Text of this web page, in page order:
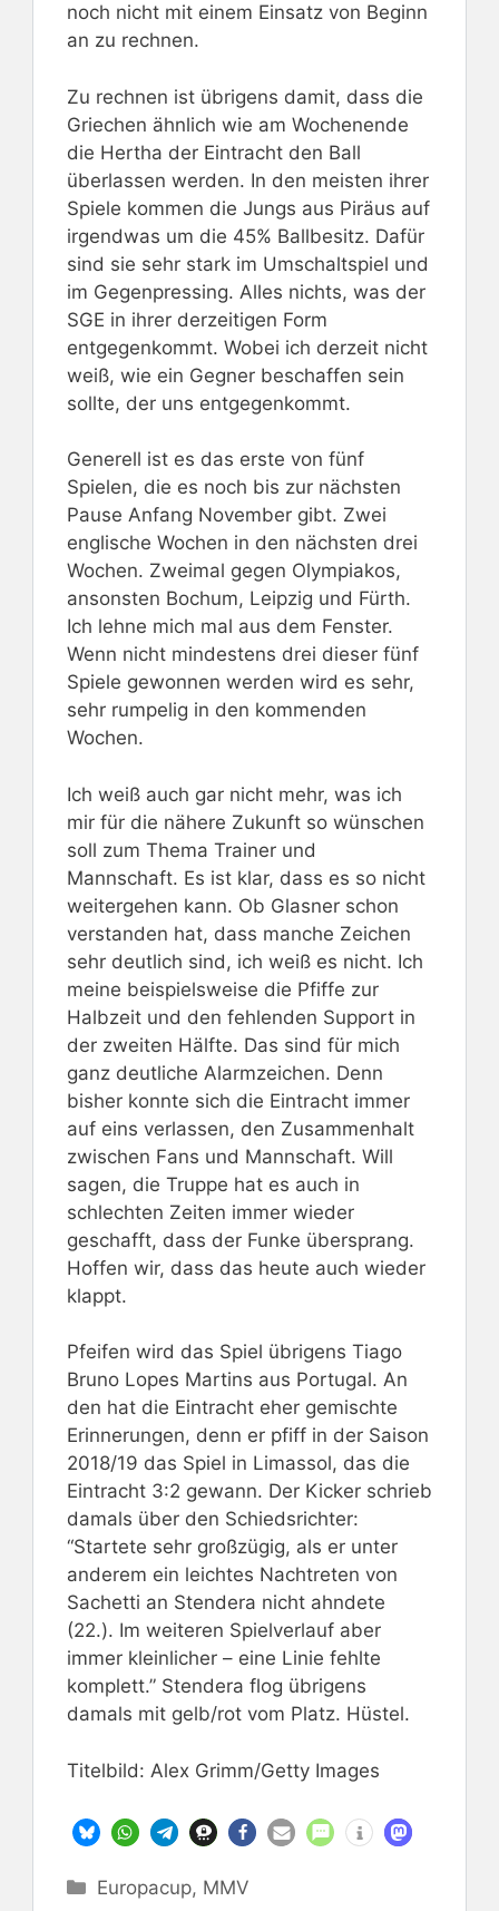
noch nicht mit einem Einsatz von Beginn
an zu rechnen.
Zu rechnen ist übrigens damit, dass die
Griechen ähnlich wie am Wochenende
die Hertha der Eintracht den Ball
überlassen werden. In den meisten ihrer
Spiele kommen die Jungs aus Piräus auf
irgendwas um die 45% Ballbesitz. Dafür
sind sie sehr stark im Umschaltspiel und
im Gegenpressing. Alles nichts, was der
SGE in ihrer derzeitigen Form
entgegenkommt. Wobei ich derzeit nicht
weiß, wie ein Gegner beschaffen sein
sollte, der uns entgegenkommt.
Generell ist es das erste von fünf
Spielen, die es noch bis zur nächsten
Pause Anfang November gibt. Zwei
englische Wochen in den nächsten drei
Wochen. Zweimal gegen Olympiakos,
ansonsten Bochum, Leipzig und Fürth.
Ich lehne mich mal aus dem Fenster.
Wenn nicht mindestens drei dieser fünf
Spiele gewonnen werden wird es sehr,
sehr rumpelig in den kommenden
Wochen.
Ich weiß auch gar nicht mehr, was ich
mir für die nähere Zukunft so wünschen
soll zum Thema Trainer und
Mannschaft. Es ist klar, dass es so nicht
weitergehen kann. Ob Glasner schon
verstanden hat, dass manche Zeichen
sehr deutlich sind, ich weiß es nicht. Ich
meine beispielsweise die Pfiffe zur
Halbzeit und den fehlenden Support in
der zweiten Hälfte. Das sind für mich
ganz deutliche Alarmzeichen. Denn
bisher konnte sich die Eintracht immer
auf eins verlassen, den Zusammenhalt
zwischen Fans und Mannschaft. Will
sagen, die Truppe hat es auch in
schlechten Zeiten immer wieder
geschafft, dass der Funke übersprang.
Hoffen wir, dass das heute auch wieder
klappt.
Pfeifen wird das Spiel übrigens Tiago
Bruno Lopes Martins aus Portugal. An
den hat die Eintracht eher gemischte
Erinnerungen, denn er pfiff in der Saison
2018/19 das Spiel in Limassol, das die
Eintracht 3:2 gewann. Der Kicker schrieb
damals über den Schiedsrichter:
“Startete sehr großzügig, als er unter
anderem ein leichtes Nachtreten von
Sachetti an Stendera nicht ahndete
(22.). Im weiteren Spielverlauf aber
immer kleinlicher – eine Linie fehlte
komplett.” Stendera flog übrigens
damals mit gelb/rot vom Platz. Hüstel.
Titelbild: Alex Grimm/Getty Images
Kategorien
Europacup, MMV